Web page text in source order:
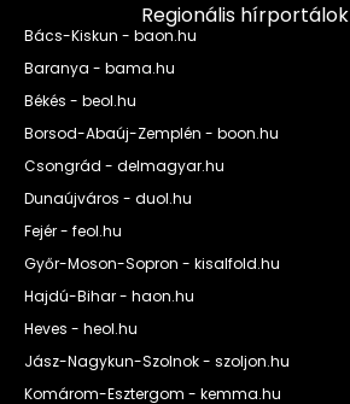
Regionális hírportálok
Bács-Kiskun - baon.hu
Baranya - bama.hu
Békés - beol.hu
Borsod-Abaúj-Zemplén - boon.hu
Csongrád - delmagyar.hu
Dunaújváros - duol.hu
Fejér - feol.hu
Győr-Moson-Sopron - kisalfold.hu
Hajdú-Bihar - haon.hu
Heves - heol.hu
Jász-Nagykun-Szolnok - szoljon.hu
Komárom-Esztergom - kemma.hu